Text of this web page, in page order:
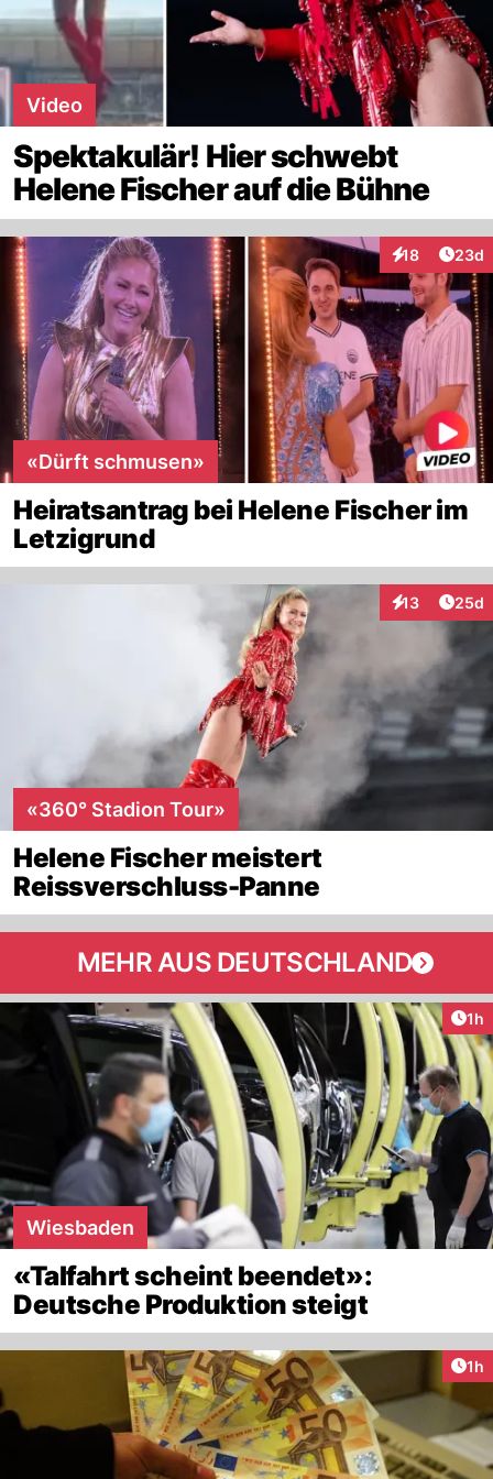
Video
Spektakulär! Hier schwebt
Helene Fischer auf die Bühne
18
Interaktionen
23d
«Dürft schmusen»
Heiratsantrag bei Helene Fischer im
Letzigrund
13
Interaktionen
25d
«360° Stadion Tour»
Helene Fischer meistert
Reissverschluss-Panne
MEHR AUS DEUTSCHLAND
1h
Wiesbaden
«Talfahrt scheint beendet»:
Deutsche Produktion steigt
1h